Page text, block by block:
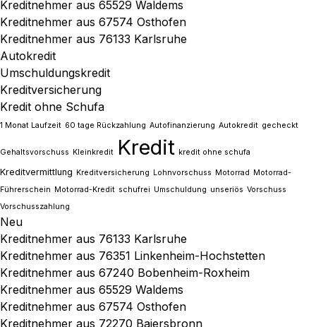
Kreditnehmer aus 65529 Waldems
Kreditnehmer aus 67574 Osthofen
Kreditnehmer aus 76133 Karlsruhe
Autokredit
Umschuldungskredit
Kreditversicherung
Kredit ohne Schufa
1 Monat Laufzeit 60 tage Rückzahlung Autofinanzierung Autokredit gecheckt
Gehaltsvorschuss Kleinkredit Kredit kredit ohne schufa
Kreditvermittlung Kreditversicherung Lohnvorschuss Motorrad Motorrad-
Führerschein Motorrad-Kredit schufrei Umschuldung unseriös Vorschuss
Vorschusszahlung
Neu
Kreditnehmer aus 76133 Karlsruhe
Kreditnehmer aus 76351 Linkenheim-Hochstetten
Kreditnehmer aus 67240 Bobenheim-Roxheim
Kreditnehmer aus 65529 Waldems
Kreditnehmer aus 67574 Osthofen
Kreditnehmer aus 72270 Baiersbronn